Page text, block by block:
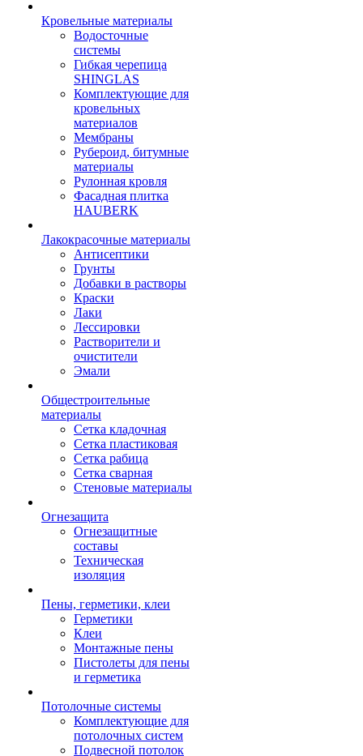
Кровельные материалы
Водосточные
системы
Гибкая черепица
SHINGLAS
Комплектующие для
кровельных
материалов
Мембраны
Рубероид, битумные
материалы
Рулонная кровля
Фасадная плитка
HAUBERK
Лакокрасочные материалы
Антисептики
Грунты
Добавки в растворы
Краски
Лаки
Лессировки
Растворители и
очистители
Эмали
Общестроительные
материалы
Сетка кладочная
Сетка пластиковая
Сетка рабица
Сетка сварная
Стеновые материалы
Огнезащита
Огнезащитные
составы
Техническая
изоляция
Пены, герметики, клеи
Герметики
Клеи
Монтажные пены
Пистолеты для пены
и герметика
Потолочные системы
Комплектующие для
потолочных систем
Подвесной потолок